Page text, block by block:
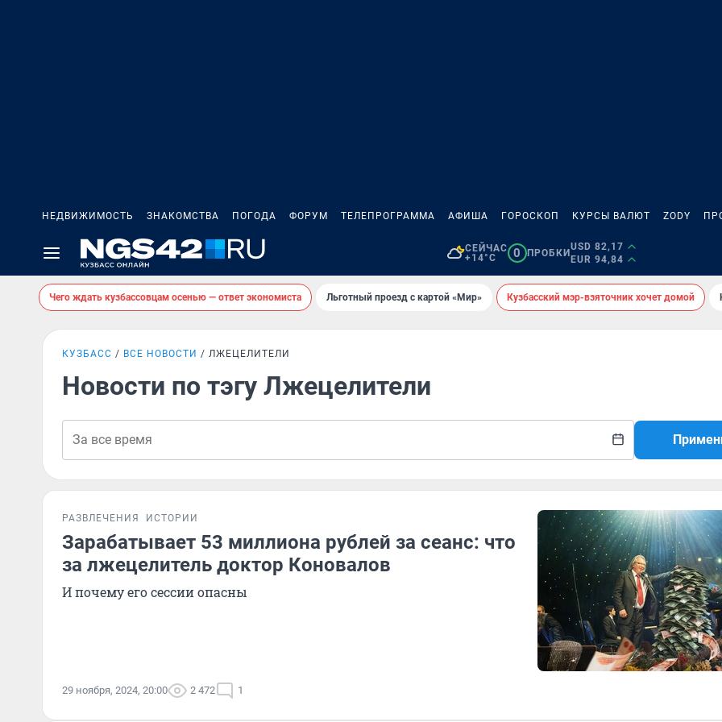
НЕДВИЖИМОСТЬ ЗНАКОМСТВА ПОГОДА ФОРУМ ТЕЛЕПРОГРАММА АФИША ГОРОСКОП КУРСЫ ВАЛЮТ ZODY
СЕЙЧАС
+14°C
0 ПРОБКИ
USD 82,17
EUR 94,84
Чего ждать кузбассовцам осенью — ответ экономиста Льготный проезд с картой «Мир» Кузбасский мэр-взяточник хочет домой
КУЗБАСС ВСЕ НОВОСТИ ЛЖЕЦЕЛИТЕЛИ
Новости по тэгу Лжецелители
РАЗВЛЕЧЕНИЯ ИСТОРИИ
Зарабатывает 53 миллиона рублей за сеанс: что
за лжецелитель доктор Коновалов
И почему его сессии опасны
29 ноября, 2024, 20:00 2 472 1